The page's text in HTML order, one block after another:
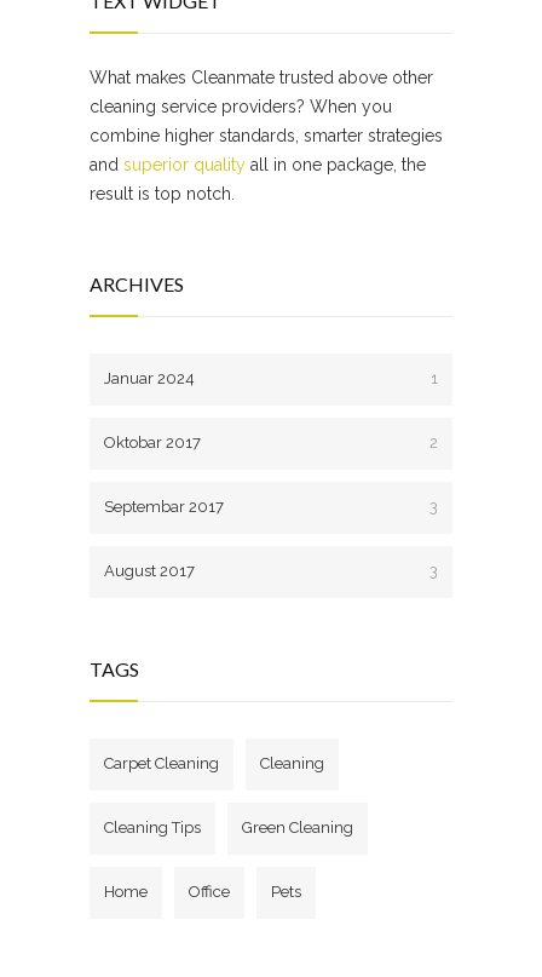
What makes Cleanmate trusted above other
cleaning service providers? When you
combine higher standards, smarter strategies
and superior quality all in one package, the
result is top notch.
ARCHIVES
Januar 2024 1
Oktobar 2017 2
Septembar 2017 3
August 2017 3
TAGS
Carpet Cleaning Cleaning
Cleaning Tips Green Cleaning
Home Office Pets